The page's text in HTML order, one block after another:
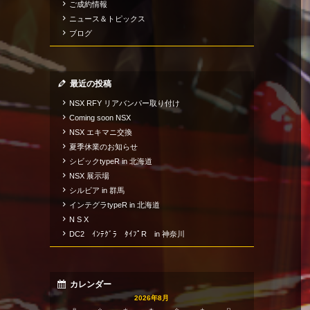
ご成約情報
ニュース＆トピックス
ブログ
最近の投稿
NSX RFY リアバンパー取り付け
Coming soon NSX
NSX エキマニ交換
夏季休業のお知らせ
シビックtypeR in 北海道
NSX 展示場
シルビア in 群馬
インテグラtypeR in 北海道
N S X
DC2 ｲﾝﾃｸﾞﾗ ﾀｲﾌﾟR in 神奈川
カレンダー
2026年8月